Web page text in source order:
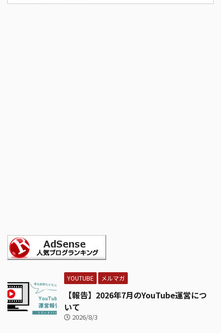
YOUTUBE メルマガ
【報告】2026年7月のYouTube運営につ
いて
2026/8/3